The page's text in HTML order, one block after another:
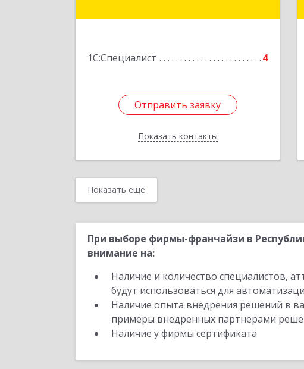
1С:Специалист 4
Отправить заявку
Показать контакты
Подробнее
Отправить заявку
Назад
Показать еще
При выборе фирмы-франчайзи в
внимание на:
Наличие и количество специалистов,
будут использоваться для
Наличие опыта внедрения решений в
примеры внедренных партнерами
Наличие у фирмы сертификата